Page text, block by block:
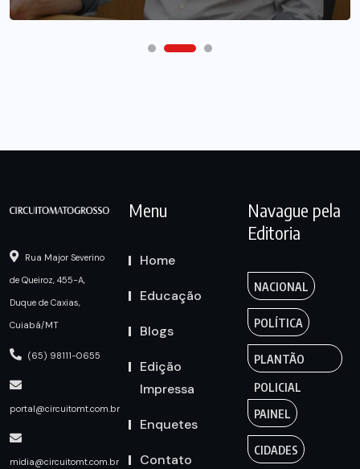
Rua Major Severino
de Queiroz, 455-A,
Duque de Caxias,
Cuiabá/MT
(65) 98111-0655
portal@circuitomt.com.br
midia@circuitomt.com.br
Menu
Home
Educação
Blogs
Edição
Impressa
Enquetes
Contato
Navague pela
Editoria
NACIONAL
POLÍTICA
PLANTÃO
POLICIAL
PAINEL
CIDADES